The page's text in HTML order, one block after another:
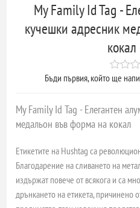
My Family Id Tag -
кучешки адресник
Бъди първия, който ще
My Family Id Tag - Елегантен
медальон във форма на кокал
Етикетите на Hushtag са
Благодарение на сливането на
издържат повече от всякога и са
дрънкането на етикета, причинено